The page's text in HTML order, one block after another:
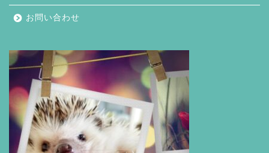
お問い合わせ